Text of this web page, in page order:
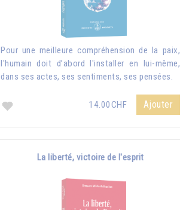
Pour une meilleure compréhension de la paix,
l'humain doit d’abord l'installer en lui-même,
dans ses actes, ses sentiments, ses pensées.
14.00CHF Ajouter
La liberté, victoire de l'esprit